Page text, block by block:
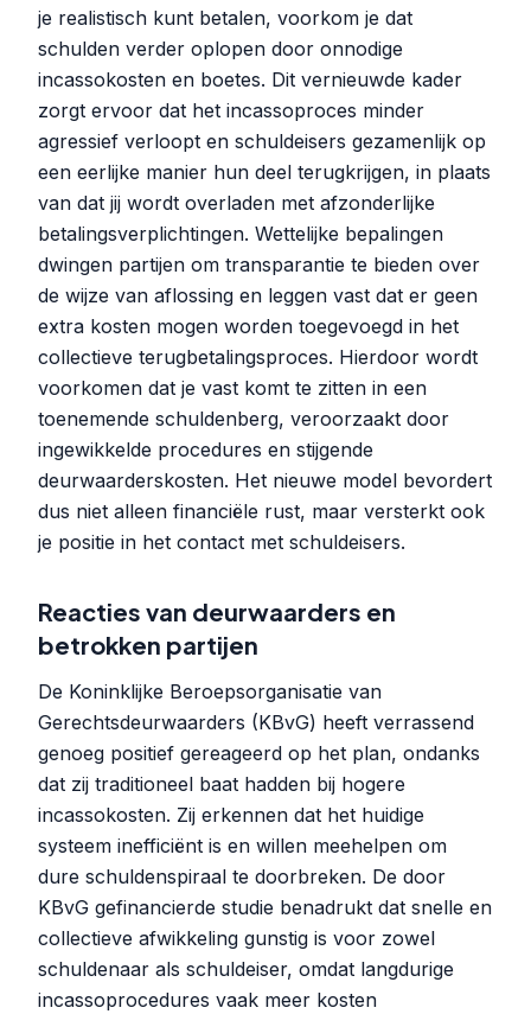
je realistisch kunt betalen, voorkom je dat
schulden verder oplopen door onnodige
incassokosten en boetes. Dit vernieuwde kader
zorgt ervoor dat het incassoproces minder
agressief verloopt en schuldeisers gezamenlijk op
een eerlijke manier hun deel terugkrijgen, in plaats
van dat jij wordt overladen met afzonderlijke
betalingsverplichtingen. Wettelijke bepalingen
dwingen partijen om transparantie te bieden over
de wijze van aflossing en leggen vast dat er geen
extra kosten mogen worden toegevoegd in het
collectieve terugbetalingsproces. Hierdoor wordt
voorkomen dat je vast komt te zitten in een
toenemende schuldenberg, veroorzaakt door
ingewikkelde procedures en stijgende
deurwaarderskosten. Het nieuwe model bevordert
dus niet alleen financiële rust, maar versterkt ook
je positie in het contact met schuldeisers.
Reacties van deurwaarders en
betrokken partijen
De Koninklijke Beroepsorganisatie van
Gerechtsdeurwaarders (KBvG) heeft verrassend
genoeg positief gereageerd op het plan, ondanks
dat zij traditioneel baat hadden bij hogere
incassokosten. Zij erkennen dat het huidige
systeem inefficiënt is en willen meehelpen om
dure schuldenspiraal te doorbreken. De door
KBvG gefinancierde studie benadrukt dat snelle en
collectieve afwikkeling gunstig is voor zowel
schuldenaar als schuldeiser, omdat langdurige
incassoprocedures vaak meer kosten